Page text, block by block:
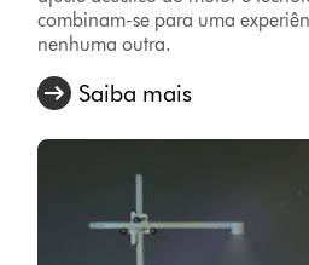
combinam-se para uma
nenhuma outra.
Saiba mais